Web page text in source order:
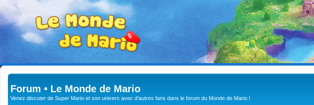
Forum • Le Monde de Mario
Venez discuter de Super Mario et son univers avec d'autres fans dans le forum du Monde de Mario !